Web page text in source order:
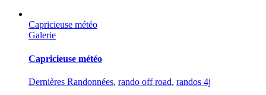
Capricieuse météo
Galerie
Capricieuse météo
Dernières Randonnées, rando off road, randos 4j